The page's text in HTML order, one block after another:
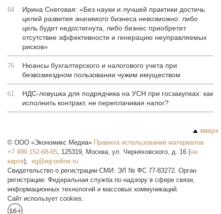
84
Ирина Снеговая: «Без науки и лучшей практики достичь
целей развития значимого бизнеса невозможно: либо
цель будет недостигнута, либо бизнес приобретет
отсутствие эффективности и генерацию неуправляемых
рисков»
76
Нюансы бухгалтерского и налогового учета при
безвозмездном пользовании чужим имуществом
61
НДС-ловушка для подрядчика на УСН при госзакупках: как
исполнить контракт, не переплачивая налог?
вверх
© ООО «Экономикс Медиа» Правила использования материалов
+7 499 152-68-65, 125319, Москва, ул. Черняховского, д. 16 (на
карте),
Свидетельство о регистрации СМИ: ЭЛ № ФС 77-83272. Орган
регистрации: Федеральная служба по надзору в сфере связи,
информационных технологий и массовых коммуникаций.
Сайт использует cookies.